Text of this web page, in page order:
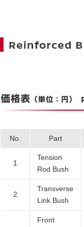
No. Part
1
Tension
Rod Bush
2
Transverse
Link Bush
Front